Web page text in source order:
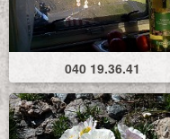
040 19.36.41